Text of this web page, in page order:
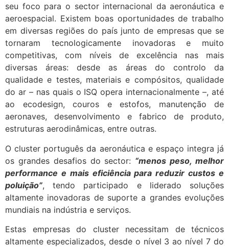
seu foco para o sector internacional da aeronáutica e
aeroespacial. Existem boas oportunidades de trabalho
em diversas regiões do país junto de empresas que se
tornaram tecnologicamente inovadoras e muito
competitivas, com níveis de excelência nas mais
diversas áreas: desde as áreas do controlo da
qualidade e testes, materiais e compósitos, qualidade
do ar – nas quais o ISQ opera internacionalmente –, até
ao ecodesign, couros e estofos, manutenção de
aeronaves, desenvolvimento e fabrico de produto,
estruturas aerodinâmicas, entre outras.
O cluster português da aeronáutica e espaço integra já
os grandes desafios do sector: “menos peso, melhor
performance e mais eficiência para reduzir custos e
poluição”, tendo participado e liderado soluções
altamente inovadoras de suporte a grandes evoluções
mundiais na indústria e serviços.
Estas empresas do cluster necessitam de técnicos
altamente especializados, desde o nível 3 ao nível 7 do